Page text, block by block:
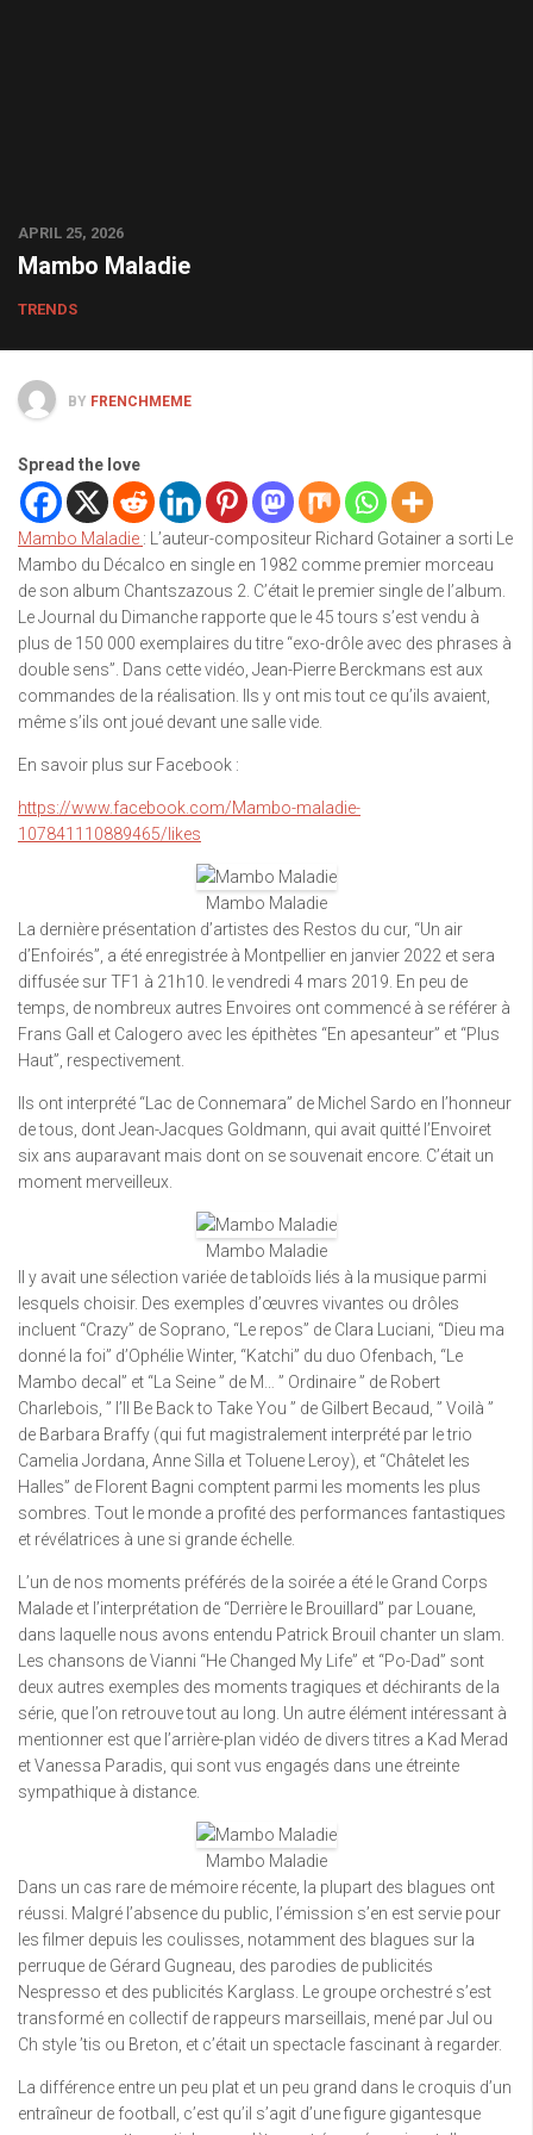
APRIL 25, 2026
Mambo Maladie
TRENDS
BY FRENCHMEME
Spread the love
Mambo Maladie : L’auteur-compositeur Richard Gotainer a sorti Le
Mambo du Décalco en single en 1982 comme premier morceau
de son album Chantszazous 2. C’était le premier single de l’album.
Le Journal du Dimanche rapporte que le 45 tours s’est vendu à
plus de 150 000 exemplaires du titre “exo-drôle avec des phrases à
double sens”. Dans cette vidéo, Jean-Pierre Berckmans est aux
commandes de la réalisation. Ils y ont mis tout ce qu’ils avaient,
même s’ils ont joué devant une salle vide.
En savoir plus sur Facebook :
https://www.facebook.com/Mambo-maladie-
107841110889465/likes
Mambo Maladie
La dernière présentation d’artistes des Restos du cur, “Un air
d’Enfoirés”, a été enregistrée à Montpellier en janvier 2022 et sera
diffusée sur TF1 à 21h10. le vendredi 4 mars 2019. En peu de
temps, de nombreux autres Envoires ont commencé à se référer à
Frans Gall et Calogero avec les épithètes “En apesanteur” et “Plus
Haut”, respectivement.
Ils ont interprété “Lac de Connemara” de Michel Sardo en l’honneur
de tous, dont Jean-Jacques Goldmann, qui avait quitté l’Envoiret
six ans auparavant mais dont on se souvenait encore. C’était un
moment merveilleux.
Mambo Maladie
Il y avait une sélection variée de tabloïds liés à la musique parmi
lesquels choisir. Des exemples d’œuvres vivantes ou drôles
incluent “Crazy” de Soprano, “Le repos” de Clara Luciani, “Dieu ma
donné la foi” d’Ophélie Winter, “Katchi” du duo Ofenbach, “Le
Mambo decal” et “La Seine ” de M… ” Ordinaire ” de Robert
Charlebois, ” I’ll Be Back to Take You ” de Gilbert Becaud, ” Voilà ”
de Barbara Braffy (qui fut magistralement interprété par le trio
Camelia Jordana, Anne Silla et Toluene Leroy), et “Châtelet les
Halles” de Florent Bagni comptent parmi les moments les plus
sombres. Tout le monde a profité des performances fantastiques
et révélatrices à une si grande échelle.
L’un de nos moments préférés de la soirée a été le Grand Corps
Malade et l’interprétation de “Derrière le Brouillard” par Louane,
dans laquelle nous avons entendu Patrick Brouil chanter un slam.
Les chansons de Vianni “He Changed My Life” et “Po-Dad” sont
deux autres exemples des moments tragiques et déchirants de la
série, que l’on retrouve tout au long. Un autre élément intéressant à
mentionner est que l’arrière-plan vidéo de divers titres a Kad Merad
et Vanessa Paradis, qui sont vus engagés dans une étreinte
sympathique à distance.
Mambo Maladie
Dans un cas rare de mémoire récente, la plupart des blagues ont
réussi. Malgré l’absence du public, l’émission s’en est servie pour
les filmer depuis les coulisses, notamment des blagues sur la
perruque de Gérard Gugneau, des parodies de publicités
Nespresso et des publicités Karglass. Le groupe orchestré s’est
transformé en collectif de rappeurs marseillais, mené par Jul ou
Ch style ’tis ou Breton, et c’était un spectacle fascinant à regarder.
La différence entre un peu plat et un peu grand dans le croquis d’un
entraîneur de football, c’est qu’il s’agit d’une figure gigantesque